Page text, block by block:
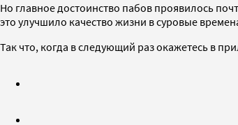
Но главное достоинство пабов проявилось
это улучшило качество жизни в суровые
Так что, когда в следующий раз окажетесь в